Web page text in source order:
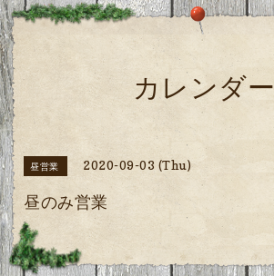
カレンダー
昼営業 2020-09-03 (Thu)
昼のみ営業